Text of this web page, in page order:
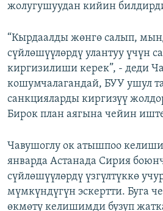
жолугушуудан кийин
“Кырдаалды жөнгө салып,
сүйлөшүүлөрдү улантуу үчүн
киргизилиши керек”, - деди
кошумчалагандай, БУУ ушул
санкцияларды киргизүү
Бирок план аягына чейин
Чавушоглу ок атышпоо
январда Астанада Сирия
сүйлөшүүлөрдү үзгүлтүккө
мүмкүндүгүн эскертти. Буга
өкмөтү келишимди бузуп